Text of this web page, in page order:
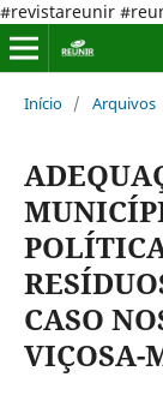
#revistareunir
Início / Arquivos
CASO
VIÇOSA-